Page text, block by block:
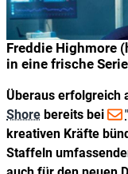
Freddie Highmore
in eine frische
Überaus erfolgreich
Shore bereits bei
kreativen Kräfte
Staffeln